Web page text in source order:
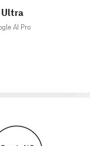
Ultra
AI Pro